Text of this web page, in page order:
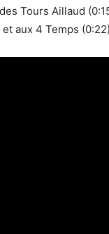
Tours Aillaud
aux 4 Temps